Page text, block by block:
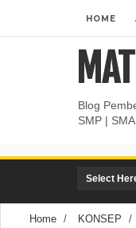
HOME
Blog
SMP |
Home / KONSEP /